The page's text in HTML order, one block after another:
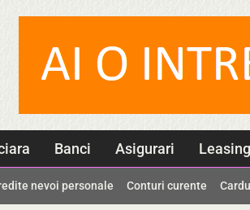
Banci Asigurari Leasing
nevoi personale Conturi curente